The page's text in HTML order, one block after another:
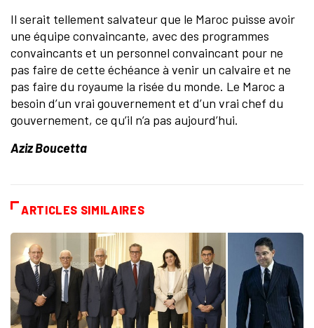
Il serait tellement salvateur que le Maroc puisse avoir
une équipe convaincante, avec des programmes
convaincants et un personnel convaincant pour ne
pas faire de cette échéance à venir un calvaire et ne
pas faire du royaume la risée du monde. Le Maroc a
besoin d’un vrai gouvernement et d’un vrai chef du
gouvernement, ce qu’il n’a pas aujourd’hui.
Aziz Boucetta
ARTICLES SIMILAIRES